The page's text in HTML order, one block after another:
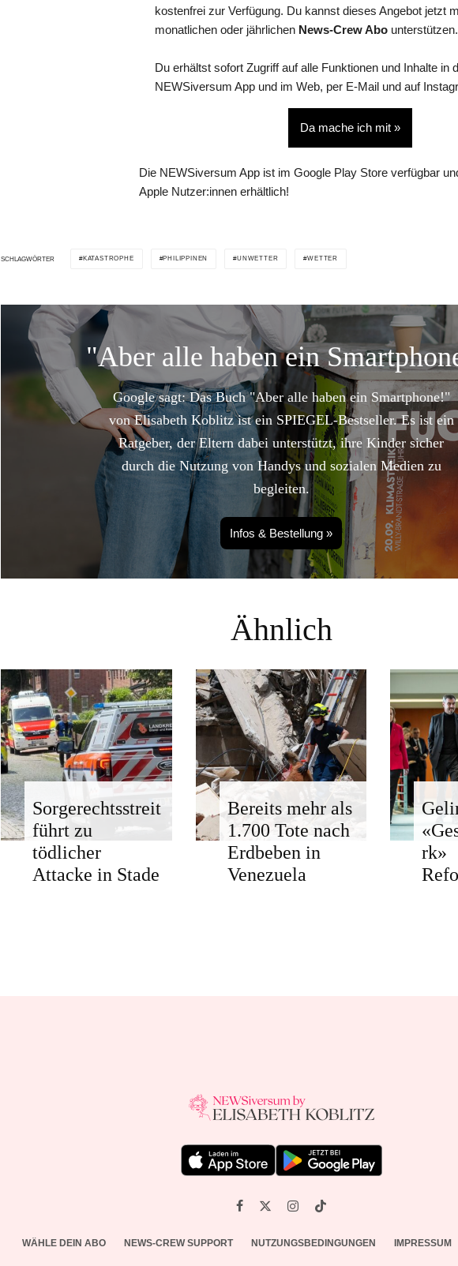
kostenfrei zur Verfügung. Du kannst dieses Angebot jetzt
monatlichen oder jährlichen News-Crew Abo unterstützen.
Du erhältst sofort Zugriff auf alle Funktionen und Inhalte in
NEWSiversum App und im Web, per E-Mail und auf
Da mache ich mit »
Die NEWSiversum App ist im Google Play Store verfügbar
Apple Nutzer:innen erhältlich!
SCHLAGWÖRTER KATASTROPHE PHILIPPINEN UNWETTER WETTER
"Aber alle haben ein
Google sagt: Das Buch "Aber alle haben ein Smartphone!"
von Elisabeth Koblitz ist ein SPIEGEL-Bestseller. Es ist ein
Ratgeber, der Eltern dabei unterstützt, ihre Kinder sicher
durch die Nutzung von Handys und sozialen Medien zu
begleiten.
Infos & Bestellung »
Ähnlich
Sorgerechtsstreit
führt zu
tödlicher
Attacke in Stade
Bereits mehr als
1.700 Tote nach
Erdbeben in
Venezuela
rk»
WÄHLE DEIN ABO NEWS-CREW SUPPORT NUTZUNGSBEDINGUNGEN IMPRESSUM